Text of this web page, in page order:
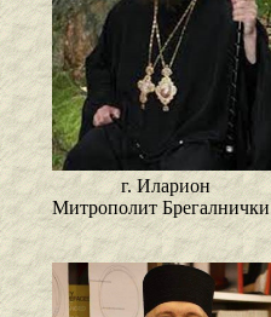
г. Иларион
Митрополит Брегалнички